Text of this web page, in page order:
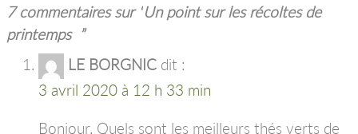
7 commentaires sur “Un point sur les récoltes de
printemps
”
LE BORGNIC dit :
3 avril 2020 à 12 h 33 min
Bonjour. Quels sont les meilleurs thés verts de